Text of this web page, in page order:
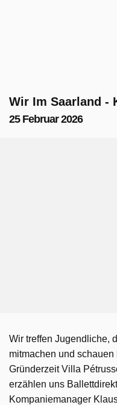
Wir Im Saarland -
25 Februar 2026
Wir treffen Jugendliche,
mitmachen und
Gründerzeit Villa
erzählen uns
Kompaniemanager